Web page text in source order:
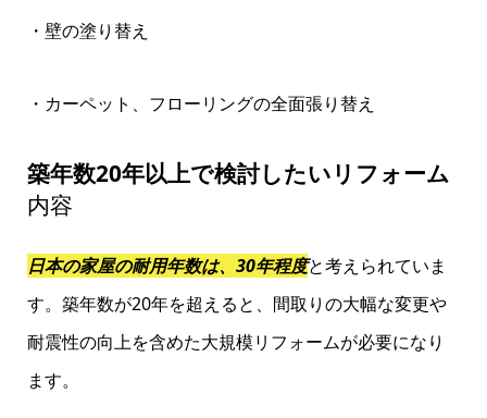
・壁の塗り替え
・カーペット、フローリングの全面張り替え
築年数20年以上で検討したいリフォーム
内容
日本の家屋の耐用年数は、30年程度と考えられていま
す。築年数が20年を超えると、間取りの大幅な変更や
耐震性の向上を含めた大規模リフォームが必要になり
ます。